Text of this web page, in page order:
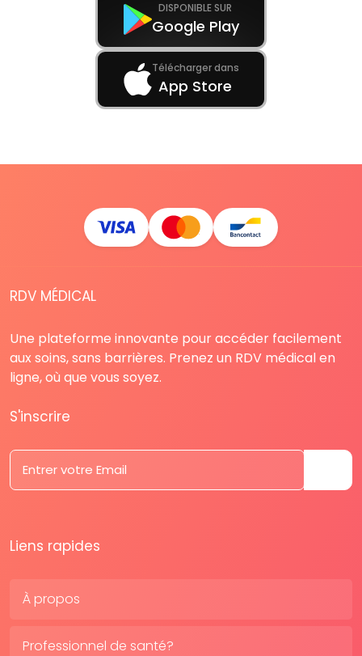
DISPONIBLE SUR
Google Play
Télécharger dans
App Store
RDV MÉDICAL
Une plateforme innovante pour accéder facilement
aux soins, sans barrières. Prenez un RDV médical en
ligne, où que vous soyez.
S'inscrire
Liens rapides
À propos
Professionnel de santé?